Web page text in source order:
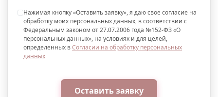
Нажимая кнопку «Оставить заявку», я даю свое согласие на
обработку моих персональных данных, в соответствии с
Федеральным законом от 27.07.2006 года №152-ФЗ «О
персональных данных», на условиях и для целей,
определенных вСогласии на обработку персональных
данных
Оставить заявку